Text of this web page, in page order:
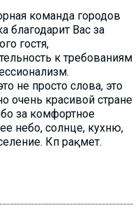
команда городов
благодарит Вас за
гостя,
к требованиям
не просто слова, это
очень красивой стране
за комфортное
небо, солнце, кухню,
Көп рақмет.